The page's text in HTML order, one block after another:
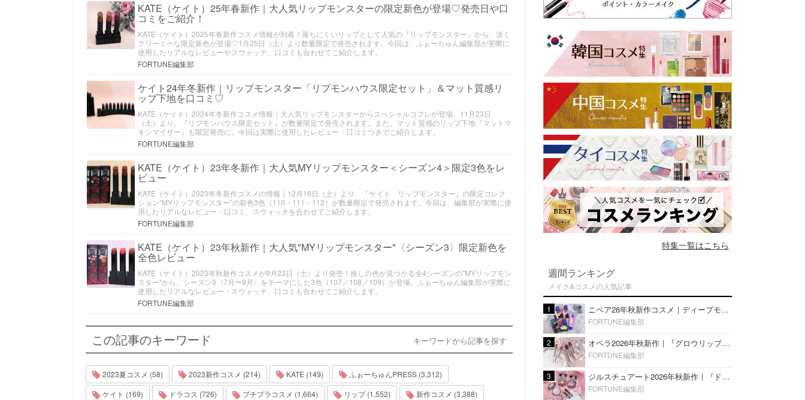
KATE（ケイト）25年春新作｜大人気リップモンスターの限定新色が登場♡発売日や口
コミをご紹介！
KATE（ケイト）2025年春新作コスメ情報が到着！落ちにくいリップとして人気の『リップモンスター』から、淡く
クリーミーな限定新色が登場♡1月25日（土）より数量限定で発売されます。今回は、ふぉーちゅん編集部が実際に
使用したリアルなレビューやスウォッチ、口コミも合わせてご紹介します。
FORTUNE編集部
ケイト24年冬新作｜リップモンスター「リプモンハウス限定セット」＆マット質感リ
ップ下地を口コミ♡
KATE（ケイト）2024年冬新作コスメ情報｜大人気リップモンスターからスペシャルコフレが登場。11月23日
（土）より、『リプモンハウス限定セット』が数量限定で発売されます。また、マット質感のリップ下地『マットマ
キシマイザー』も限定発売に。今回は実際に使用したレビュー・口コミつきでご紹介します。
FORTUNE編集部
KATE（ケイト）23年冬新作｜大人気MYリップモンスター＜シーズン4＞限定3色をレ
ビュー
KATE（ケイト）2023年冬新作コスメの情報｜12月16日（土）より、『ケイト リップモンスター』の限定コレク
ション“MYリップモンスター”の新色3色（110・111・112）が数量限定で発売されます。今回は、編集部が実際に使
用したリアルなレビュー・口コミ、スウォッチを合わせてご紹介します。
FORTUNE編集部
KATE（ケイト）23年秋新作｜大人気"MYリップモンスター"〈シーズン3〉限定新色を
全色レビュー
KATE（ケイト）2023年秋新作コスメが9月23日（土）より発売！推しの色が見つかる全4シーズンの"MYリップモン
スター"から、シーズン3〈7月〜9月〉をテーマにした3色（107／108／109）が登場。ふぉーちゅん編集部が実際に
使用したリアルなレビュー・スウォッチ、口コミも合わせてご紹介します。
FORTUNE編集部
この記事のキーワード キーワードから記事を探す
2023夏コスメ (58) 2023新作コスメ (214) KATE (149)
ふぉーちゅんPRESS (3,312)
ケイト (169)
ドラコス (726) プチプラコスメ (1,664) リップ (1,552)
新作コスメ (3,388)
特集一覧はこちら
週間ランキング
メイク&コスメの人気記事
1 ニベア26年秋新作コスメ｜ディープモイスチャーリップの美容液タイプや2in1ボディクリームスクラブも
FORTUNE編集部
2 オペラ2026年秋新作｜『グロウリップティント』の新色・限定色はローズジャムカラー♡全4色をレビュー
FORTUNE編集部
3 ジルスチュアート2026年秋新作｜『ドレスドブルーム アイズ』新色や限定ハイライト・リップをレビュー
FORTUNE編集部